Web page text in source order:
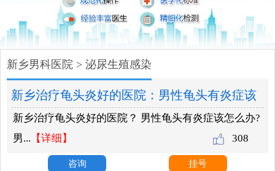
新乡男科医院 >泌尿生殖感染
新乡治疗龟头炎好的医院：男性龟头有炎症该
怎么办？
308
新乡治疗龟头炎好的医院？ 男性龟头有炎症该怎么办?
男... 【详细】
咨询 挂号